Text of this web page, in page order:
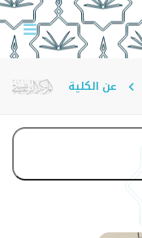
عن الكلية